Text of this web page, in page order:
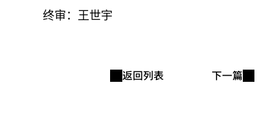
终审：王世宇
返回列表 下一篇